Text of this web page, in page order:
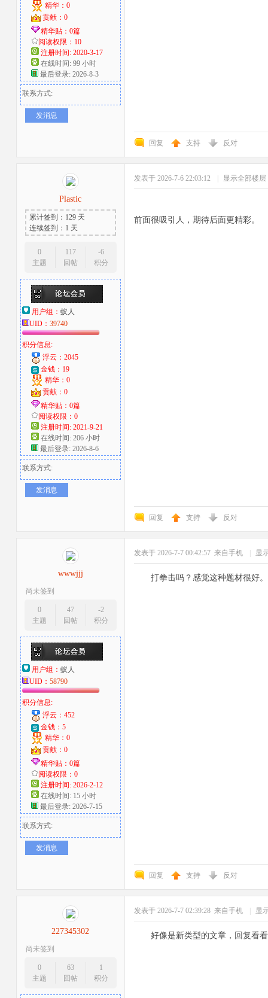
精华：0
贡献：0
精华贴：0篇
阅读权限：10
注册时间: 2020-3-17
在线时间: 99 小时
最后登录: 2026-8-3
联系方式:
发消息
回复 支持 反对
Plastic
累计签到：129 天
连续签到：1 天
0
主题
117
回帖
-6
积分
用户组： 蚁人
UID： 39740
积分信息:
浮云：2045
金钱：19
精华：0
贡献：0
精华贴：0篇
阅读权限：0
注册时间: 2021-9-21
在线时间: 206 小时
最后登录: 2026-8-6
联系方式:
发消息
发表于 2026-7-6 22:03:12 显示全部楼层
前面很吸引人，期待后面更精彩。
回复 支持 反对
wwwjjj
尚未签到
0
主题
47
回帖
-2
积分
用户组： 蚁人
UID： 58790
积分信息:
浮云：452
金钱：5
精华：0
贡献：0
精华贴：0篇
阅读权限：0
注册时间: 2026-2-12
在线时间: 15 小时
最后登录: 2026-7-15
联系方式:
发消息
发表于 2026-7-7 00:42:57 来自手机 显
打拳击吗？感觉这种题材很好。
回复 支持 反对
227345302
尚未签到
0
主题
63
回帖
1
积分
发表于 2026-7-7 02:39:28 来自手机 显
好像是新类型的文章，回复看看